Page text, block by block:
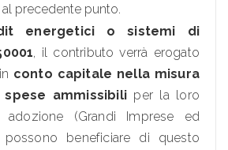
precedente punto.
energetici o sistemi di
, il contributo verrà erogato
conto capitale nella misura
ammissibili per la loro
adozione (Grandi Imprese ed
possono beneficiare di questo